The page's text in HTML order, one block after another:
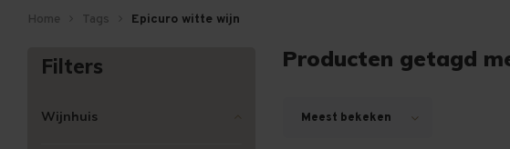
Home Tags Epicuro witte wijn
Filters
Wijnhuis
Producten getagd
Meest bekeken